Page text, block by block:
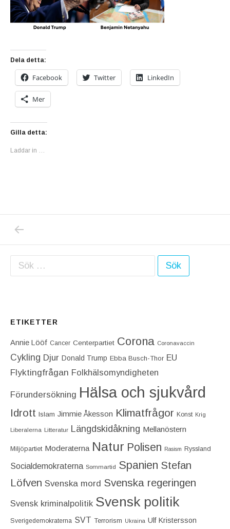
Dela detta:
Facebook Twitter LinkedIn
Mer
Gilla detta:
Laddar in …
Inläggsnavigering
Sök efter:
ETIKETTER
Annie Lööf Cancer Centerpartiet‎ Corona Coronavaccin
Cykling Djur Donald Trump Ebba Busch-Thor EU
Flyktingfrågan Folkhälsomyndigheten
Förundersökning Hälsa och sjukvård
Idrott Islam Jimmie Åkesson Klimatfrågor Konst Krig
Liberalerna Litteratur Längdskidåkning Mellanöstern
Miljöpartiet Moderaterna Natur Polisen Rasism Ryssland
Socialdemokraterna Sommartid Spanien Stefan
Löfven Svenska mord Svenska regeringen
Svensk kriminalpolitik Svensk politik
Sverigedemokraterna SVT Terrorism Ukraina Ulf Kristersson